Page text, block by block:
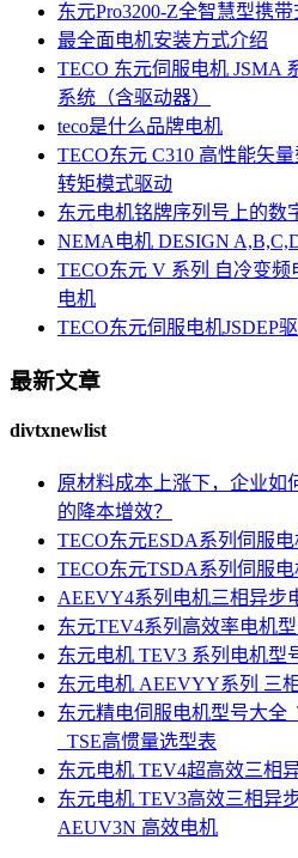
东元Pro3200-Z全智慧型携
最全面电机安装方式介绍
TECO 东元伺服电机 JSMA
系统（含驱动器）
teco是什么品牌电机
TECO东元 C310 高性能矢
转矩模式驱动
东元电机铭牌序列号上的数
NEMA电机 DESIGN
TECO东元 V 系列 自冷变
电机
TECO东元伺服电机JSDEP
最新文章
divtxnewlist
原材料成本上涨下，企业如
的降本增效？
TECO东元ESDA系列伺服
TECO东元TSDA系列伺服
AEEVY4系列电机三相异步
东元TEV4系列高效率电机型
东元电机 TEV3 系列电机型
东元电机 AEEVYY系列 三
东元精电伺服电机型号大全
_TSE高惯量选型表
东元电机 TEV4超高效三相
东元电机 TEV3高效三相异
AEUV3N 高效电机